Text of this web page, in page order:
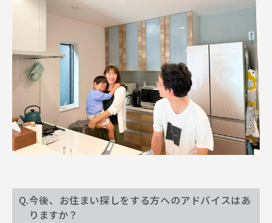
Q.今後、お住まい探しをする方へのアドバイスはあ
りますか？